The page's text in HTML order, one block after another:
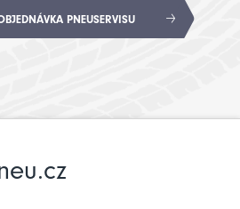
PNEUSERVISU